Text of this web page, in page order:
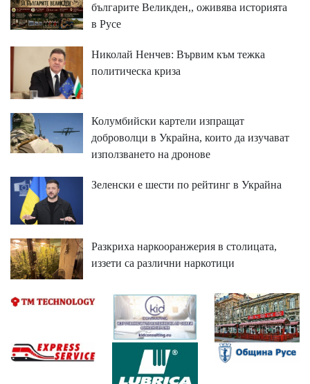
българите Великден,, оживява историята
в Русе
Николай Ненчев: Вървим към тежка
политическа криза
Колумбийски картели изпращат
доброволци в Украйна, които да изучават
използването на дронове
Зеленски е шести по рейтинг в Украйна
Разкриха наркооранжерия в столицата,
иззети са различни наркотици